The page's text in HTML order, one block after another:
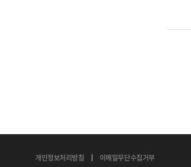
개인정보처리방침 이메일무단수집거부